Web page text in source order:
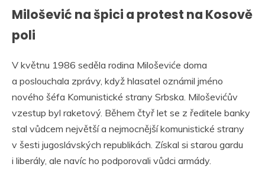
Milošević na špici a protest na Kosově
poli
V květnu 1986 seděla rodina Miloševiće doma
a poslouchala zprávy, když hlasatel oznámil jméno
nového šéfa Komunistické strany Srbska. Miloševićův
vzestup byl raketový. Během čtyř let se z ředitele banky
stal vůdcem největší a nejmocnější komunistické strany
v šesti jugoslávských republikách. Získal si starou gardu
i liberály, ale navíc ho podporovali vůdci armády.